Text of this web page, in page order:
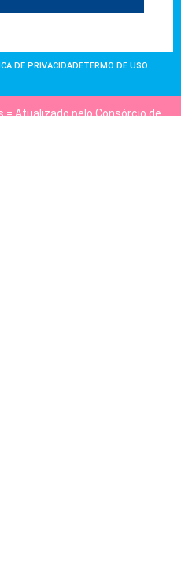
DE PRIVACIDADETERMO DE USO
= Atualizado pelo Consórcio de